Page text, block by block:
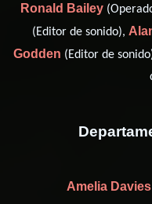
Ronald Bailey
(Editor de sonido),
Godden (Editor de
Amelia Davies